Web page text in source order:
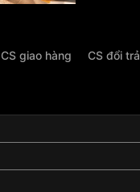
CS giao hàng CS đổi trả